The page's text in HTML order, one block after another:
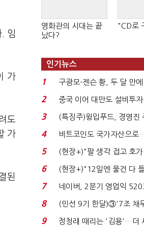
임
가
도
가
된
영화관의 시대는 끝
났다?
"CD로
인기뉴스
1
구광모-젠슨 황, 두 달 만
로봇·AI 등 논...
2
중국 이어 대만도 설비투
국전쟁’
3
(특징주)윙입푸드, 경영진
지에 상한가...
4
비트코인도 국가자산으로
처분' 기준은 ...
5
(현장+)"팔 생각 접고 호가
요"…'덜 똘똘한 한 채'
6
(현장+)"12일엔 물건 다
빈 매대 채우며 문 연 ...
7
네이버, 2분기 영업익
비 0.2% 감소...
8
(민선 9기 한달)③'7조 채
격…추미애, 20년...
9
정청래 때리는 '김용'…더